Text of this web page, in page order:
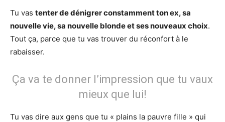
Tu vas tenter de dénigrer constamment ton ex, sa
nouvelle vie, sa nouvelle blonde et ses nouveaux choix.
Tout ça, parce que tu vas trouver du réconfort à le
rabaisser.
Ça va te donner l’impression que tu vaux
mieux que lui!
Tu vas dire aux gens que tu « plains la pauvre fille » qui